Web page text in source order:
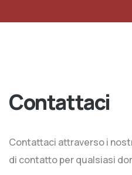
Contattaci
Contattaci attraverso i
di contatto per qualsiasi